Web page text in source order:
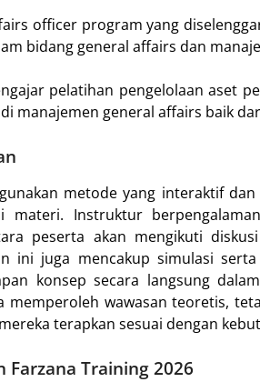
officer program yang
bidang general affairs dan
pelatihan pengelolaan aset
manajemen general affairs baik
metode yang interaktif
materi. Instruktur
peserta akan mengikuti
ini juga mencakup simulasi
konsep secara langsung
memperoleh wawasan teoretis,
terapkan sesuai dengan
Farzana Training 2026